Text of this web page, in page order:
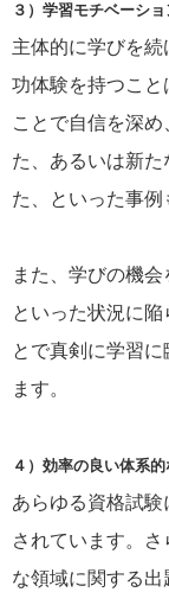
３）学習モチベーシ
主体的に学びを
功体験を持つこと
ことで自信を深
た、あるいは新
た、といった事例
また、学びの機
といった状況に
とで真剣に学習
ます。
４）効率の良い体系
あらゆる資格試
されています。
な領域に関する